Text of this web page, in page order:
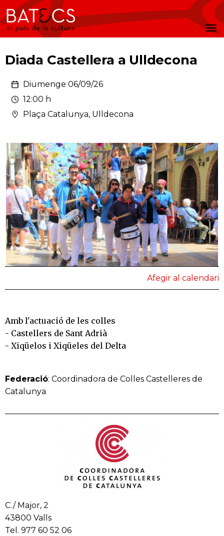
Batecs
Afegir al calendari
Diada Castellera a Ulldecona
Diumenge 06/09/26
12:00 h
Plaça Catalunya, Ulldecona
Amb l'actuació de les colles
- Castellers de Sant Adrià
- Xiqüelos i Xiqüeles del Delta
Federació: Coordinadora de Colles Castelleres de
Catalunya
C./ Major, 2
43800 Valls
Tel. 977 60 52 06